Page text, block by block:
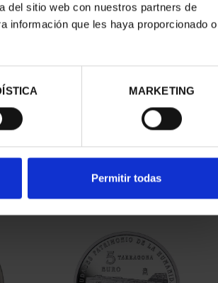
del sitio web con nuestros partners de
información que les haya proporcionado o
MARKETING
Permitir todas
II -
CIUDADES PATRIMONIO II-